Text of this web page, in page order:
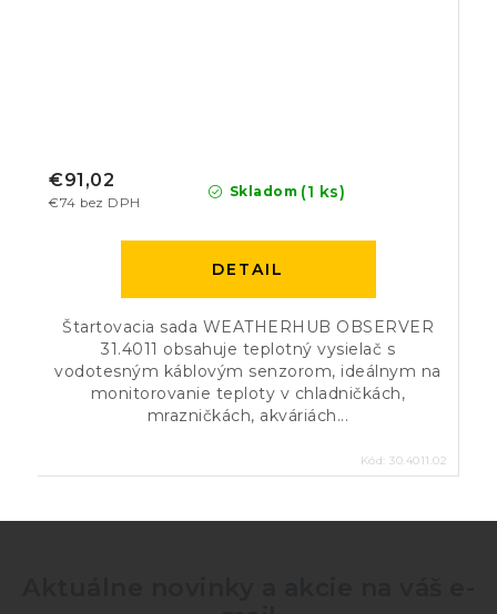
Skladom (1 ks)
€74 bez DPH
€91,02
DETAIL
Štartovacia sada WEATHERHUB OBSERVER
31.4011 obsahuje teplotný vysielač s
vodotesným káblovým senzorom, ideálnym na
monitorovanie teploty v chladničkách,
mrazničkách, akváriách...
Kód: 30.4011.02